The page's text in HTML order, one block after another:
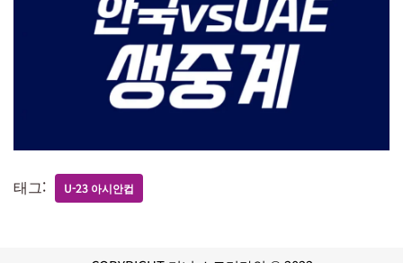
태그: U-23 아시안컵